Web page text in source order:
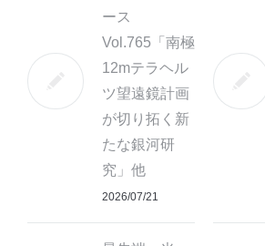
ース
Vol.765「南極
12mテラヘル
ツ望遠鏡計画
が切り拓く新
たな銀河研
究」他
2026/07/21